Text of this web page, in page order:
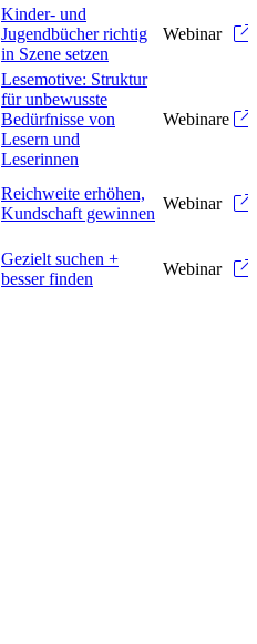
Kinder- und
Jugendbücher richtig
in Szene setzen
Webinar
Lesemotive: Struktur
für unbewusste
Bedürfnisse von
Lesern und
Leserinnen
Webinare
Reichweite erhöhen,
Kundschaft gewinnen
Webinar
Gezielt suchen +
besser finden
Webinar